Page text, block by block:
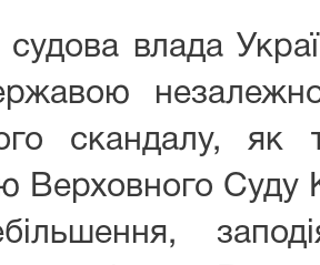
влада
скандалу,
Верховного Суду